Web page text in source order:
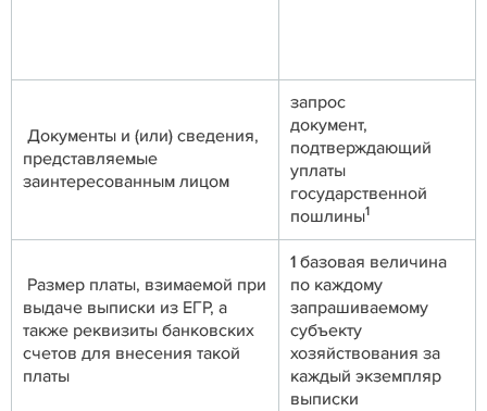
Документы и (или) сведения,
представляемые
заинтересованным лицом
запрос
документ,
подтверждающий
уплаты
государственной
пошлины1
Размер платы, взимаемой при
выдаче выписки из ЕГР, а
также реквизиты банковских
счетов для внесения такой
платы
1 базовая величина
по каждому
запрашиваемому
субъекту
хозяйствования за
каждый экземпляр
выписки